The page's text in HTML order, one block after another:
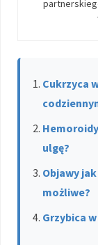
Cukrzyca
ulgę?
Objawy
możliwe?
Grzybica